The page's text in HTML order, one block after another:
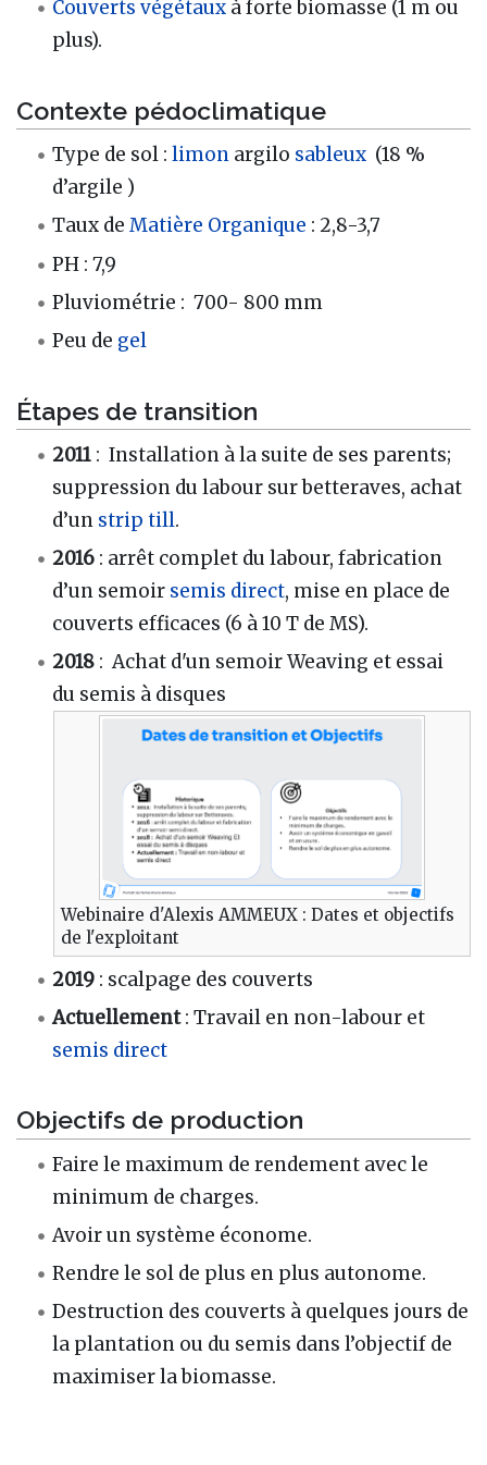
Couverts végétaux à forte biomasse (1 m ou
plus).
Contexte pédoclimatique
Type de sol :limon argilo sableux (18 %
d’argile )
Taux deMatière Organique : 2,8-3,7
PH : 7,9
Pluviométrie : 700- 800 mm
Peu de gel
Étapes de transition
2011 : Installation à la suite de ses parents;
suppression du labour sur betteraves, achat
d’un strip till.
2016 : arrêt complet du labour, fabrication
d’un semoir semis direct, mise en place de
couverts efficaces (6 à 10 T de MS).
2018 : Achat d'un semoir Weaving et essai
du semis à disques
Webinaire d'Alexis AMMEUX : Dates et objectifs
de l'exploitant
2019 : scalpage des couverts
Actuellement: Travail en non-labour et
semis direct
Objectifs de production
Faire le maximum de rendement avec le
minimum de charges.
Avoir un système économe.
Rendre le sol de plus en plus autonome.
Destruction des couverts à quelques jours de
la plantation ou du semis dans l’objectif de
maximiser la biomasse.